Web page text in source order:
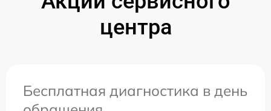
центра
Бесплатная диагностика в день